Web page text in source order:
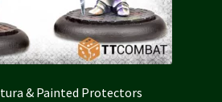
& Painted Protectors